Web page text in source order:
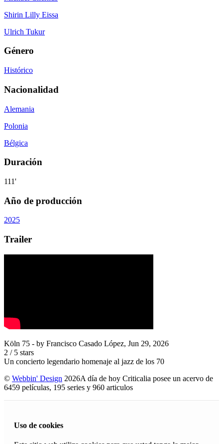
Shirin Lilly Eissa
Ulrich Tukur
Género
Histórico
Nacionalidad
Alemania
Polonia
Bélgica
Duración
111'
Año de producción
2025
Trailer
Köln 75 - by Francisco Casado López, Jun 29, 2026
2 / 5 stars
Un concierto legendario homenaje al jazz de los 70
© Webbin' Design 2026A día de hoy Criticalia posee un acervo de
6459 películas, 195 series y 960 articulos
Uso de cookies